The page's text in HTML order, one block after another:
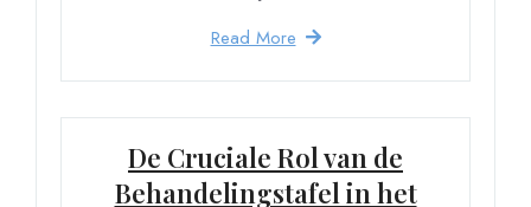
Read More
De Cruciale Rol van de
Behandelingstafel in het